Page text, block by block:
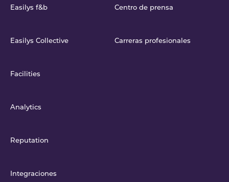
Easilys f&b
Easilys Collective
Facilities
Analytics
Reputation
Integraciones
Centro de prensa
Carreras profesionales